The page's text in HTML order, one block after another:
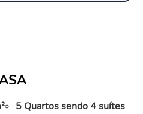
5 Quartos sendo 4 suítes